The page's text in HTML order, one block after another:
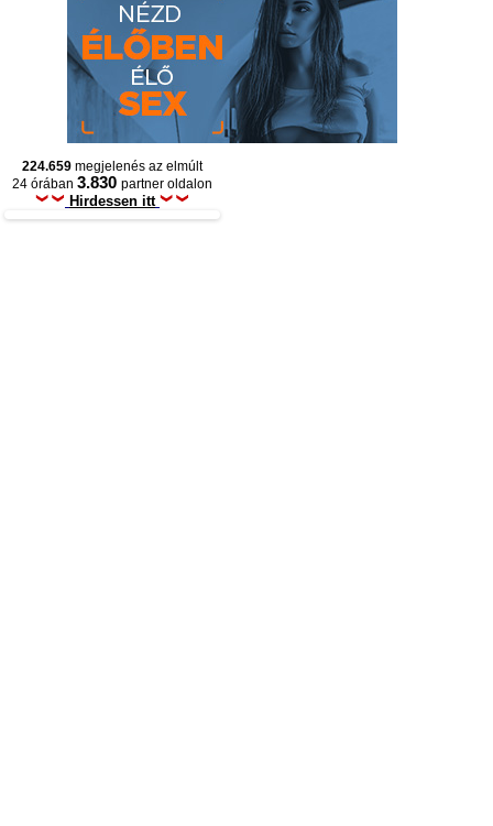
224.659 megjelenés az elmúlt
24 órában 3.830 partner oldalon
Hirdessen itt